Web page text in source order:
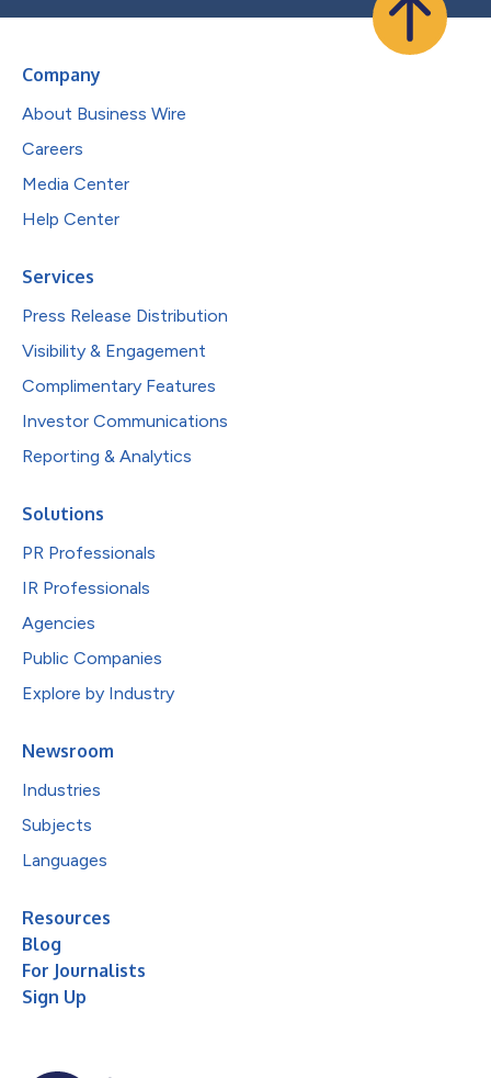
Company
About Business Wire
Careers
Media Center
Help Center
Services
Press Release Distribution
Visibility & Engagement
Complimentary Features
Investor Communications
Reporting & Analytics
Solutions
PR Professionals
IR Professionals
Agencies
Public Companies
Explore by Industry
Newsroom
Industries
Subjects
Languages
Resources
Blog
For Journalists
Sign Up